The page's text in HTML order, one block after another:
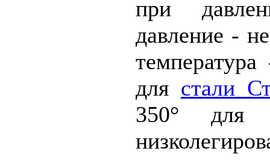
при
давление -
для стали
350°